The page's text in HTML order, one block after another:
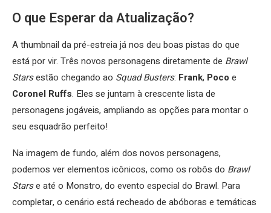
O que Esperar da Atualização?
A thumbnail da pré-estreia já nos deu boas pistas do que
está por vir. Três novos personagens diretamente de Brawl
Starsestão chegando ao Squad Busters: Frank, Poco e
Coronel Ruffs. Eles se juntam à crescente lista de
personagens jogáveis, ampliando as opções para montar o
seu esquadrão perfeito!
Na imagem de fundo, além dos novos personagens,
podemos ver elementos icônicos, como os robôs do Brawl
Starse até o Monstro, do evento especial do Brawl. Para
completar, o cenário está recheado de abóboras e temáticas